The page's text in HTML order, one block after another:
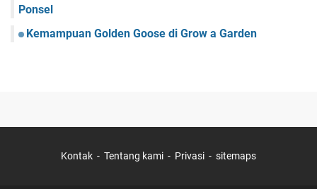
Ponsel
Kemampuan Golden Goose di Grow a Garden
Kontak Tentang kami Privasi sitemaps